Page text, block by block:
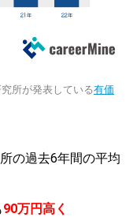
所が発表している有価
の過去6年間の平均
90万円高く